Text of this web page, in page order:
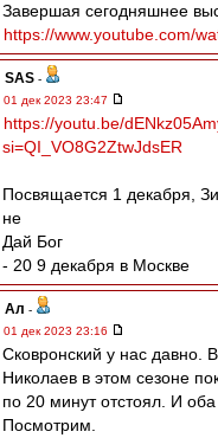
Завершая сегодняшнее
https://www.youtube.com/
SAS -
01 дек 2023 23:47
https://youtu.be/
si=QI_VO8G2ZtwJdsER
Посвящается 1 декабря,
не
Дай Бог
- 20 9 декабря в Москве
Ал -
01 дек 2023 23:16
Сковронский у нас давно.
Николаев в этом сезоне
по 20 минут отстоял. И
Посмотрим.